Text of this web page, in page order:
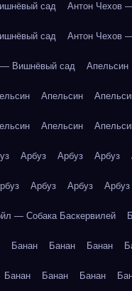
сад Антон Чехов
сад Антон Чехов
— Вишнёвый сад Апельсин
Апельсин
Апельсин
Арбуз Арбуз Арбуз
Арбуз Арбуз Арбуз
— Собака Баскервилей
Банан Банан Банан
Банан Банан Банан